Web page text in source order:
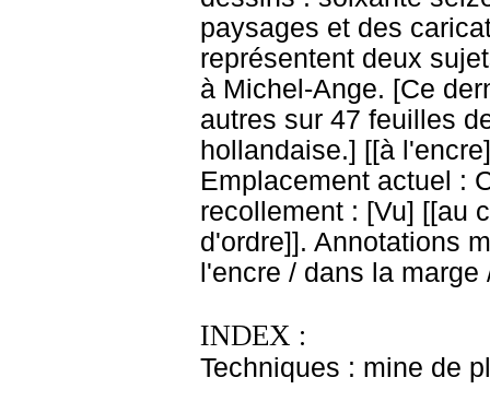
paysages et des
représentent deux
à Michel-Ange. [Ce
autres sur 47 feuilles
hollandaise.] [[à
Emplacement actuel :
recollement : [Vu] [[au
d'ordre]]. Annotations
l'encre / dans la
INDEX :
Techniques : mine de